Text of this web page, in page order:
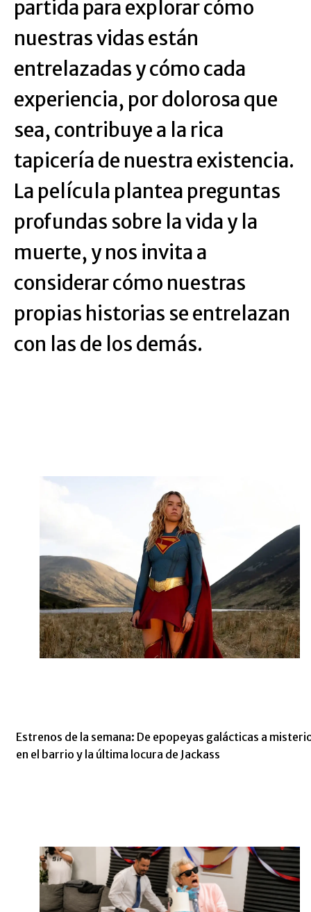
partida para explorar cómo
nuestras vidas están
entrelazadas y cómo cada
experiencia, por dolorosa que
sea, contribuye a la rica
tapicería de nuestra existencia.
La película plantea preguntas
profundas sobre la vida y la
muerte, y nos invita a
considerar cómo nuestras
propias historias se entrelazan
con las de los demás.
Estrenos de la semana: De epopeyas galácticas a
en el barrio y la última locura de Jackass